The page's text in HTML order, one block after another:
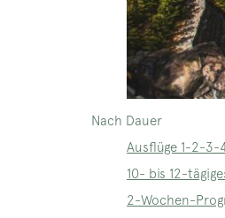
Nach Dauer
Ausflüge 1-2-3-
10- bis 12-
2-Wochen-